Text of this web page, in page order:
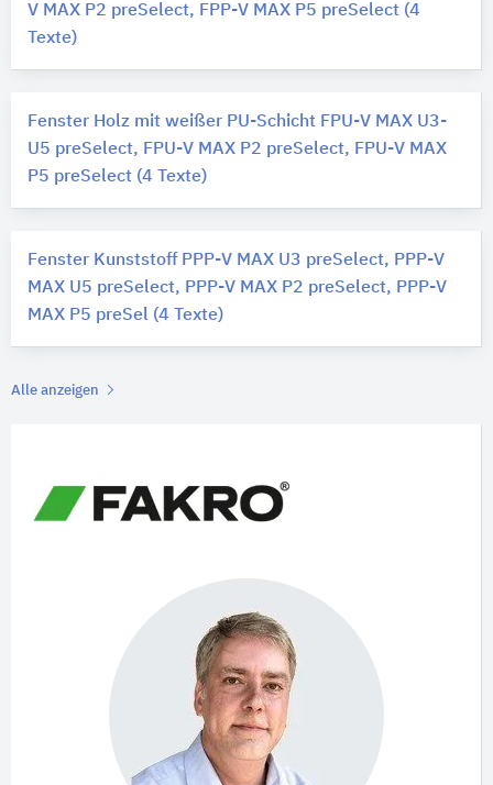
V MAX P2 preSelect, FPP-V MAX P5 preSelect (4
Texte)
Fenster Holz mit weißer PU-Schicht FPU-V MAX U3-
U5 preSelect, FPU-V MAX P2 preSelect, FPU-V MAX
P5 preSelect (4 Texte)
Fenster Kunststoff PPP-V MAX U3 preSelect, PPP-V
MAX U5 preSelect, PPP-V MAX P2 preSelect, PPP-V
MAX P5 preSel (4 Texte)
Alle anzeigen